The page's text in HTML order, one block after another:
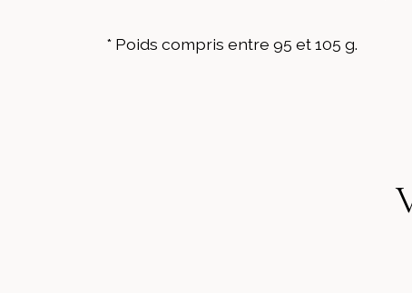
* Poids compris entre 95 et 105 g.